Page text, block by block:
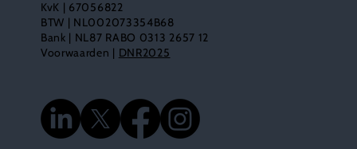
KvK | 67056822
BTW | NL002073354B68
Bank | NL87 RABO 0313 2657 12
Voorwaarden | DNR2025